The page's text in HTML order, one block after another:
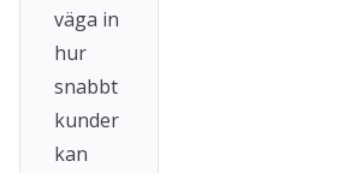
väga in
hur
snabbt
kunder
kan